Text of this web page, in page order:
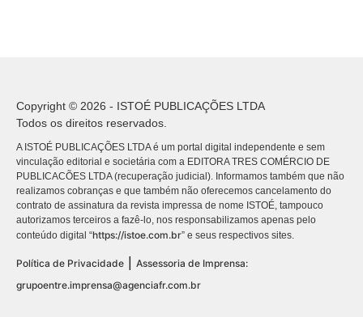
Copyright © 2026 - ISTOÉ PUBLICAÇÕES LTDA
Todos os direitos reservados.
A ISTOÉ PUBLICAÇÕES LTDA é um portal digital independente e sem
vinculação editorial e societária com a EDITORA TRES COMÉRCIO DE
PUBLICACÕES LTDA (recuperação judicial). Informamos também que não
realizamos cobranças e que também não oferecemos cancelamento do
contrato de assinatura da revista impressa de nome ISTOÉ, tampouco
autorizamos terceiros a fazê-lo, nos responsabilizamos apenas pelo
conteúdo digital “https://istoe.com.br” e seus respectivos sites.
Política de Privacidade | Assessoria de Imprensa:
grupoentre.imprensa@agenciafr.com.br